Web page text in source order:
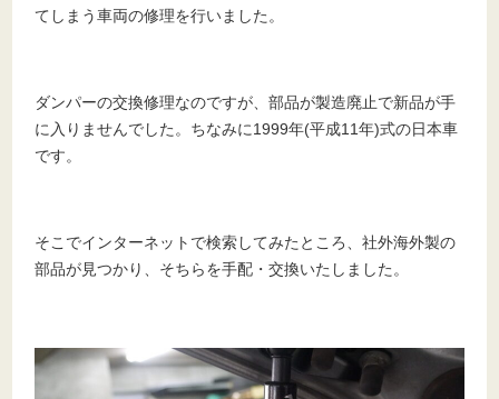
てしまう車両の修理を行いました。
ダンパーの交換修理なのですが、部品が製造廃止で新品が手
に入りませんでした。ちなみに1999年(平成11年)式の日本車
です。
そこでインターネットで検索してみたところ、社外海外製の
部品が見つかり、そちらを手配・交換いたしました。